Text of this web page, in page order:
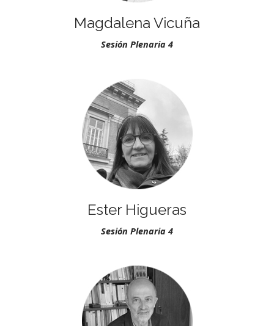
Magdalena Vicuña
Sesión Plenaria 4
Ester Higueras
Sesión Plenaria 4